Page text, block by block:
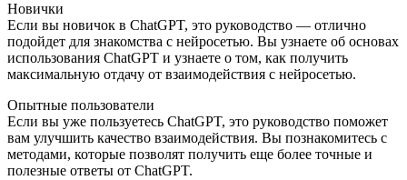
Новички
Если вы новичок в ChatGPT, это руководство — отлично
подойдет для знакомства с нейросетью. Вы узнаете об основах
использования ChatGPT и узнаете о том, как получить
максимальную отдачу от взаимодействия с нейросетью.
Опытные пользователи
Если вы уже пользуетесь ChatGPT, это руководство поможет
вам улучшить качество взаимодействия. Вы познакомитесь с
методами, которые позволят получить еще более точные и
полезные ответы от ChatGPT.